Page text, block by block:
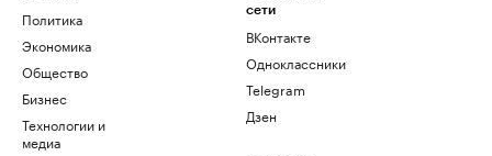
Политика
Экономика
Общество
Бизнес
Технологии и
медиа
сети
ВКонтакте
Одноклассники
Telegram
Дзен